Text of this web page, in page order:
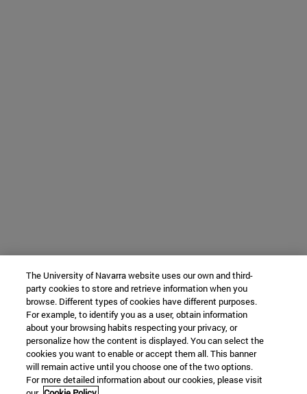
The University of Navarra website uses our own and third-
party cookies to store and retrieve information when you
browse. Different types of cookies have different purposes.
For example, to identify you as a user, obtain information
about your browsing habits respecting your privacy, or
personalize how the content is displayed. You can select the
cookies you want to enable or accept them all. This banner
will remain active until you choose one of the two options.
For more detailed information about our cookies, please visit